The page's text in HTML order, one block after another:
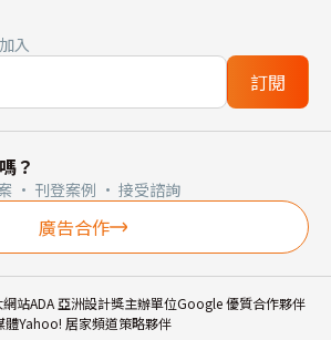
入
訂閱
？
· 刊登案例 · 接受諮詢
廣告合作
網站ADA 亞洲設計獎主辦單位Google 優質合作夥伴
體Yahoo! 居家頻道策略夥伴